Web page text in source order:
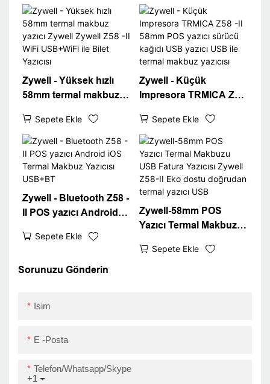
Taşınabilir Yazıcı Z58 -II
Süper Eylül
Yazıcı 58mm Stok
USB+BT
Zywell - Yüksek hızlı
58mm termal makbuz
-II WiFi USB+WiFi ile
Bilet Yazıcısı
Sepete Ekle
Zywell - Küçük
Impresora TRMICA Z58
sürücü kağıdı USB
yazıcı USB ile termal
makbuz yazıcısı
Sepete Ekle
Zywell - Bluetooth Z58 -
II POS yazıcı Android
Yazıcısı USB+BT
Sepete Ekle
Zywell-58mm POS
Yazıcı Termal Makbuzu
Zywell Z58-II Eko dostu
Sepete Ekle
Sorunuzu Gönderin
Isim
E -posta
+1
Telefon/Whatsapp/Skype